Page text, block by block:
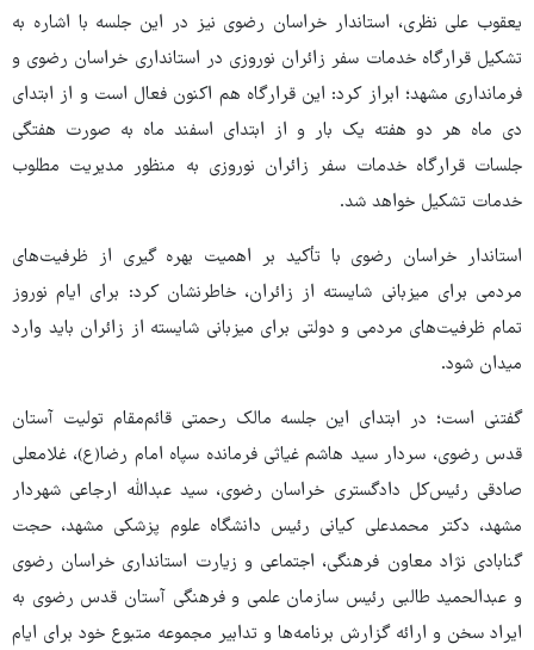
یعقوب علی نظری، استاندار خراسان رضوی نیز در این جلسه با اشاره به
تشکیل قرارگاه خدمات سفر زائران نوروزی در استانداری خراسان رضوی و
فرمانداری مشهد؛ ابراز کرد: این قرارگاه هم اکنون فعال است و از ابتدای
دی ماه هر دو هفته یک بار و از ابتدای اسفند ماه به صورت هفتگی
جلسات قرارگاه خدمات سفر زائران نوروزی به منظور مدیریت مطلوب
خدمات تشکیل خواهد شد.
استاندار خراسان رضوی با تأکید بر اهمیت بهره گیری از ظرفیت‌های
مردمی برای میزبانی شایسته از زائران، خاطرنشان کرد: برای ایام نوروز
تمام ظرفیت‌های مردمی و دولتی برای میزبانی شایسته از زائران باید وارد
میدان شود.
گفتنی است؛ در ابتدای این جلسه مالک رحمتی قائم‌مقام تولیت آستان
قدس رضوی، سردار سید هاشم غیاثی فرمانده سپاه امام رضا(ع)، غلامعلی
صادقی رئیس‌کل دادگستری خراسان رضوی، سید عبدالله ارجاعی شهردار
مشهد، دکتر محمدعلی کیانی رئیس دانشگاه علوم پزشکی مشهد، حجت
گنابادی نژاد معاون فرهنگی، اجتماعی و زیارت استانداری خراسان رضوی
و عبدالحمید طالبی رئیس سازمان علمی و فرهنگی آستان قدس رضوی به
ایراد سخن و ارائه گزارش برنامه‌ها و تدابیر مجموعه متبوع خود برای ایام